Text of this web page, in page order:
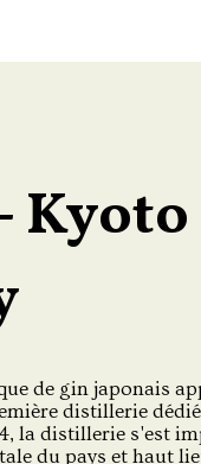
Kyoto
de gin japonais
distillerie
la distillerie s'est
du pays et haut